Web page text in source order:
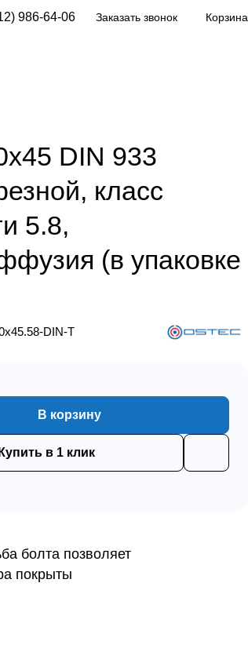
986-64-06 Заказать звонок Корзина
DIN 933
класс
5.8,
(в упаковке
DIN-Т
В корзину
Купить в 1 клик
болта позволяет
покрыты